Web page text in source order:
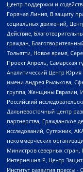
Центр поддержки и
Горячая Линия, В защиту
социальных движений,
Действие,
граждан,
Тольятти, Новое время,
Проект Апрель, Самарская
Аналитический Центр Юрия
имени Андрея Рылькова,
группа, Женщины Евразии,
Российский
Дальневосточный центр
партнерства, Гражданское
исследований, Сутяжник,
некоммерческих
Министров северных стран,
Интернешнл-Р, Центр
Институт развития прессы